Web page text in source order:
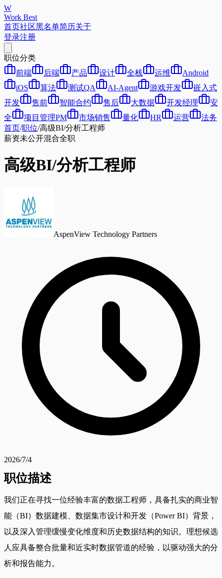
W
Work Best
首页社区黑名单简历关于
登录注册
职位分类
前端
后端 产品 设计 全栈 运维
Android
iOS
算法 测试QA AI-Agent 游戏开发
嵌入式
开发
售前 智能合约 售后 大数据 开发经理
安
全
项目管理PM 市场销售 量化 HR 运营
法务
首页/职位/高级BI/分析工程师
薪资未公开混合全职
高级BI/分析工程师
AspenView Technology Partners
2026/7/4
职位描述
我们正在寻找一位经验丰富的数据工程师，具备扎实的商业智
能（BI）数据建模、数据集市设计和开发（Power BI）背景，
以及深入管理缓慢变化维度和历史数据结构的知识。理想候选
人应具备整合批量和近实时数据管道的经验，以驱动强大的分
析和报告能力。